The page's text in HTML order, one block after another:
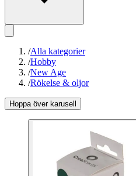
/Alla kategorier
/Hobby
/New Age
/Rökelse & oljor
Hoppa över karusell